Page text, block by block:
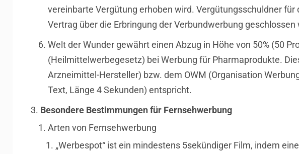
vereinbarte Vergütung erhoben wird. Vergütungsschuldner
Vertrag über die Erbringung der Verbundwerbung geschlossen
Welt der Wunder gewährt einen Abzug in Höhe von 50% (50
(Heilmittelwerbegesetz) bei Werbung für Pharmaprodukte.
Arzneimittel-Hersteller) bzw. dem OWM (Organisation
Text, Länge 4 Sekunden) entspricht.
Besondere Bestimmungen für Fernsehwerbung
Arten von Fernsehwerbung
„Werbespot“ ist ein mindestens 5sekündiger Film, indem